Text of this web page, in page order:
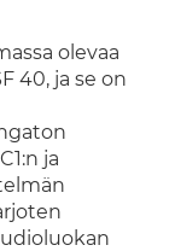
olevaa
40, ja se on
ja